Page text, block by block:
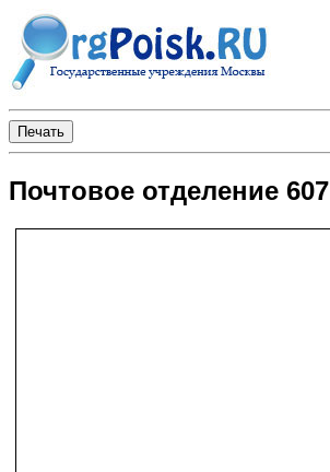
Почтовое отделение 607